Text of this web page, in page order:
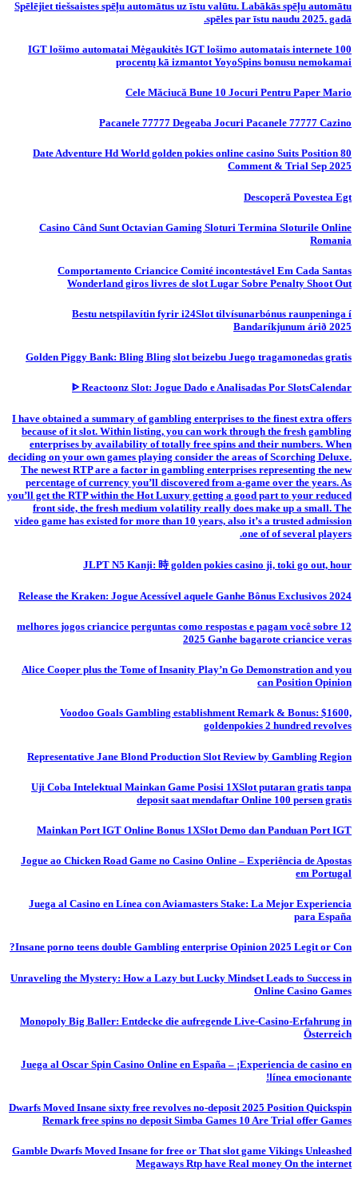
Spēlējiet tiešsaistes spēļu automātus uz īstu valūtu. Labākās spēļu automātu
spēles par īstu naudu 2025. gadā.
IGT lošimo automatai Mėgaukitės IGT lošimo automatais internete 100
procentų kā izmantot YoyoSpins bonusu nemokamai
Cele Măciucă Bune 10 Jocuri Pentru Paper Mario
Pacanele 77777 Degeaba Jocuri Pacanele 77777 Cazino
80 Date Adventure Hd World golden pokies online casino Suits Position
Comment & Trial Sep 2025
Descoperă Povestea Egt
Casino Când Sunt Octavian Gaming Sloturi Termina Sloturile Online
Romania
Comportamento Criancice Comité incontestável Em Cada Santas
Wonderland giros livres de slot Lugar Sobre Penalty Shoot Out
Bestu netspilavítin fyrir i24Slot tilvísunarbónus raunpeninga í
Bandaríkjunum árið 2025
Golden Piggy Bank: Bling Bling slot beizebu Juego tragamonedas gratis
ᐈ Reactoonz Slot: Jogue Dado e Analisadas Por SlotsCalendar
I have obtained a summary of gambling enterprises to the finest extra offers
because of it slot. Within listing, you can work through the fresh gambling
enterprises by availability of totally free spins and their numbers. When
deciding on your own games playing consider the areas of Scorching Deluxe.
The newest RTP are a factor in gambling enterprises representing the new
percentage of currency you’ll discovered from a-game over the years. As
you’ll get the RTP within the Hot Luxury getting a good part to your reduced
front side, the fresh medium volatility really does make up a small. The
video game has existed for more than 10 years, also it’s a trusted admission
one of of several players.
JLPT N5 Kanji: 時 golden pokies casino ji, toki go out, hour
Release the Kraken: Jogue Acessível aquele Ganhe Bônus Exclusivos 2024
12 melhores jogos criancice perguntas como respostas e pagam você sobre
2025 Ganhe bagarote criancice veras
Alice Cooper plus the Tome of Insanity Play’n Go Demonstration and you
can Position Opinion
Voodoo Goals Gambling establishment Remark & Bonus: $1600,
goldenpokies 2 hundred revolves
Representative Jane Blond Production Slot Review by Gambling Region
Uji Coba Intelektual Mainkan Game Posisi 1XSlot putaran gratis tanpa
deposit saat mendaftar Online 100 persen gratis
Mainkan Port IGT Online Bonus 1XSlot Demo dan Panduan Port IGT
Jogue ao Chicken Road Game no Casino Online – Experiência de Apostas
em Portugal
Juega al Casino en Línea con Aviamasters Stake: La Mejor Experiencia
para España
Insane porno teens double Gambling enterprise Opinion 2025 Legit or Con?
Unraveling the Mystery: How a Lazy but Lucky Mindset Leads to Success in
Online Casino Games
Monopoly Big Baller: Entdecke die aufregende Live-Casino-Erfahrung in
Österreich
Juega al Oscar Spin Casino Online en España – ¡Experiencia de casino en
línea emocionante!
Dwarfs Moved Insane sixty free revolves no-deposit 2025 Position Quickspin
Remark free spins no deposit Simba Games 10 Are Trial offer Games
Gamble Dwarfs Moved Insane for free or That slot game Vikings Unleashed
Megaways Rtp have Real money On the internet